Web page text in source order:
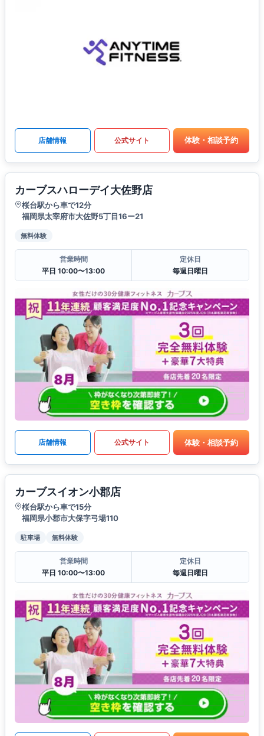
店舗情報 公式サイト 体験・相談予約
カーブスハローデイ大佐野店
桜台駅から車で12分
福岡県太宰府市大佐野5丁目16ー21
無料体験
営業時間
平日 10:00〜13:00
定休日
毎週日曜日
店舗情報 公式サイト 体験・相談予約
カーブスイオン小郡店
桜台駅から車で15分
福岡県小郡市大保字弓場110
駐車場 無料体験
営業時間
平日 10:00〜13:00
定休日
毎週日曜日